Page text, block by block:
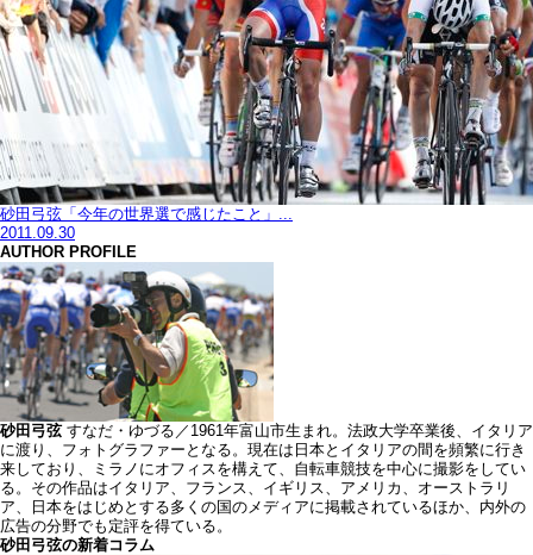
砂田弓弦「今年の世界選で感じたこと」...
2011.09.30
AUTHOR PROFILE
砂田弓弦 すなだ・ゆづる／1961年富山市生まれ。法政大学卒業後、イタリア
に渡り、フォトグラファーとなる。現在は日本とイタリアの間を頻繁に行き
来しており、ミラノにオフィスを構えて、自転車競技を中心に撮影をしてい
る。その作品はイタリア、フランス、イギリス、アメリカ、オーストラリ
ア、日本をはじめとする多くの国のメディアに掲載されているほか、内外の
広告の分野でも定評を得ている。
砂田弓弦の新着コラム